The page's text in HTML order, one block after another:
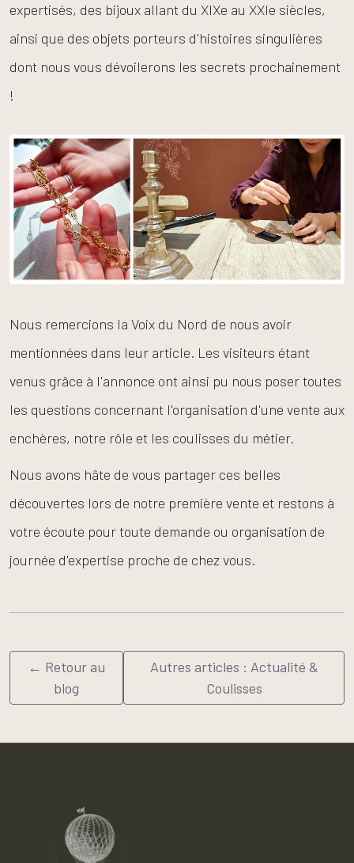
expertisés, des bijoux allant du XIXe au XXIe siècles,
ainsi que des objets porteurs d'histoires singulières
dont nous vous dévoilerons les secrets prochainement
!
Nous remercions la Voix du Nord de nous avoir
mentionnées dans leur article. Les visiteurs étant
venus grâce à l'annonce ont ainsi pu nous poser toutes
les questions concernant l'organisation d'une vente aux
enchères, notre rôle et les coulisses du métier.
Nous avons hâte de vous partager ces belles
découvertes lors de notre première vente et restons à
votre écoute pour toute demande ou organisation de
journée d'expertise proche de chez vous.
← Retour au
blog
Autres articles : Actualité &
Coulisses